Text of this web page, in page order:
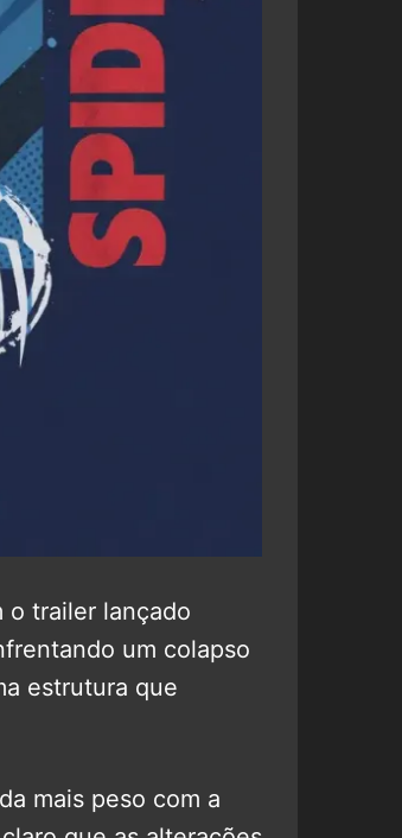
o trailer lançado
um colapso
estrutura que
mais peso com a